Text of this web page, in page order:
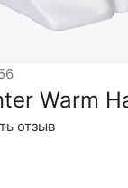
Warm
отзыв